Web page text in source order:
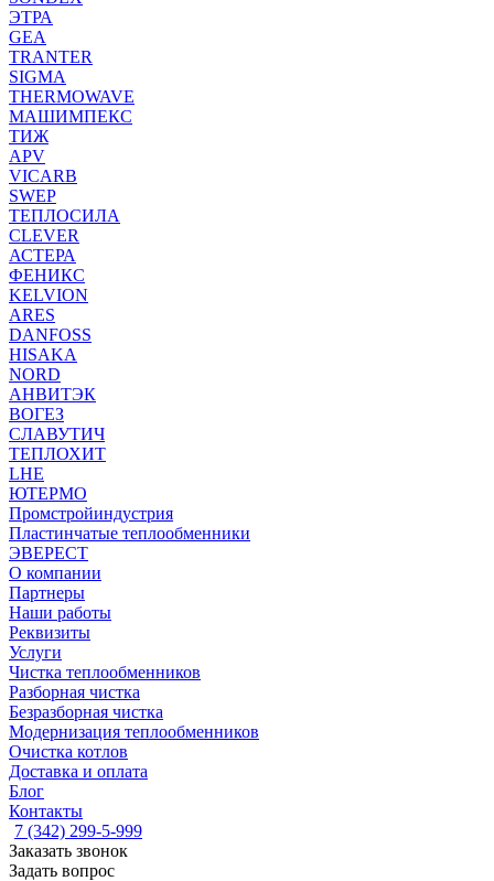
ЭТРА
GEA
TRANTER
SIGMA
THERMOWAVE
МАШИМПЕКС
ТИЖ
APV
VICARB
SWEP
ТЕПЛОСИЛА
CLEVER
АСТЕРА
ФЕНИКС
KELVION
ARES
DANFOSS
HISAKA
NORD
АНВИТЭК
ВОГЕЗ
СЛАВУТИЧ
ТЕПЛОХИТ
LHE
ЮТЕРМО
Промстройиндустрия
Пластинчатые теплообменники
ЭВЕРЕСТ
О компании
Партнеры
Наши работы
Реквизиты
Услуги
Чистка теплообменников
Разборная чистка
Безразборная чистка
Модернизация теплообменников
Очистка котлов
Доставка и оплата
Блог
Контакты
7 (342) 299-5-999
Заказать звонок
Задать вопрос